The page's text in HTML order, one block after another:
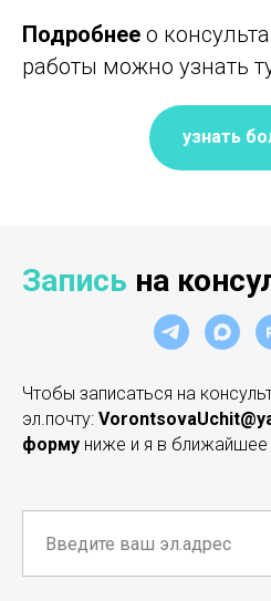
Подробнее о
работы можно узнать
узнать
Запись на
Чтобы записаться на
эл.почту:
форму ниже и я в